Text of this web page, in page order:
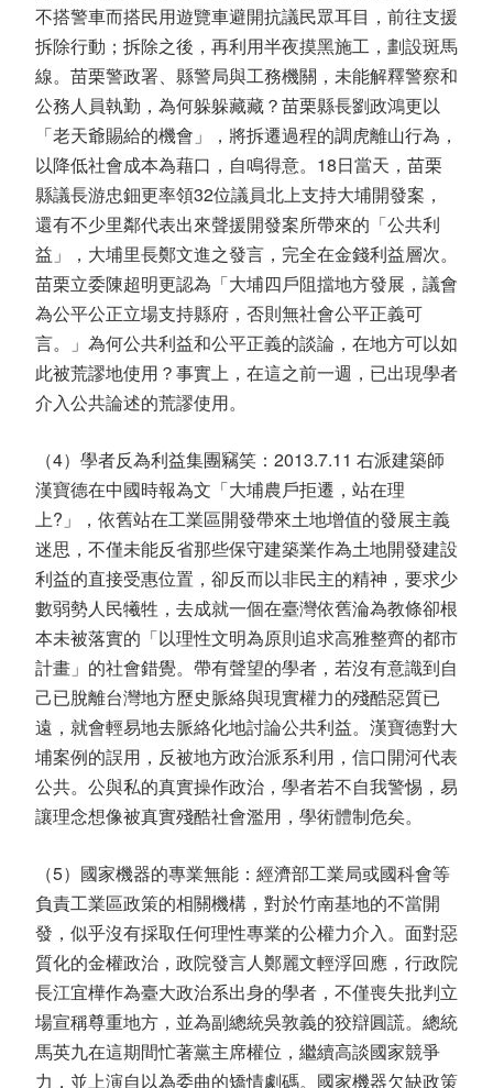
不搭警車而搭民用遊覽車避開抗議民眾耳目，前往支援
拆除行動；拆除之後，再利用半夜摸黑施工，劃設斑馬
線。苗栗警政署、縣警局與工務機關，未能解釋警察和
公務人員執勤，為何躲躲藏藏？苗栗縣長劉政鴻更以
「老天爺賜給的機會」，將拆遷過程的調虎離山行為，
以降低社會成本為藉口，自鳴得意。18日當天，苗栗
縣議長游忠鈿更率領32位議員北上支持大埔開發案，
還有不少里鄰代表出來聲援開發案所帶來的「公共利
益」，大埔里長鄭文進之發言，完全在金錢利益層次。
苗栗立委陳超明更認為「大埔四戶阻擋地方發展，議會
為公平公正立場支持縣府，否則無社會公平正義可
言。」為何公共利益和公平正義的談論，在地方可以如
此被荒謬地使用？事實上，在這之前一週，已出現學者
介入公共論述的荒謬使用。
（4）學者反為利益集團竊笑：2013.7.11 右派建築師
漢寶德在中國時報為文「大埔農戶拒遷，站在理
上?」，依舊站在工業區開發帶來土地增值的發展主義
迷思，不僅未能反省那些保守建築業作為土地開發建設
利益的直接受惠位置，卻反而以非民主的精神，要求少
數弱勢人民犧牲，去成就一個在臺灣依舊淪為教條卻根
本未被落實的「以理性文明為原則追求高雅整齊的都市
計畫」的社會錯覺。帶有聲望的學者，若沒有意識到自
己已脫離台灣地方歷史脈絡與現實權力的殘酷惡質已
遠，就會輕易地去脈絡化地討論公共利益。漢寶德對大
埔案例的誤用，反被地方政治派系利用，信口開河代表
公共。公與私的真實操作政治，學者若不自我警惕，易
讓理念想像被真實殘酷社會濫用，學術體制危矣。
（5）國家機器的專業無能：經濟部工業局或國科會等
負責工業區政策的相關機構，對於竹南基地的不當開
發，似乎沒有採取任何理性專業的公權力介入。面對惡
質化的金權政治，政院發言人鄭麗文輕浮回應，行政院
長江宜樺作為臺大政治系出身的學者，不僅喪失批判立
場宣稱尊重地方，並為副總統吳敦義的狡辯圓謊。總統
馬英九在這期間忙著黨主席權位，繼續高談國家競爭
力，並上演自以為委曲的矯情劇碼。國家機器欠缺政策